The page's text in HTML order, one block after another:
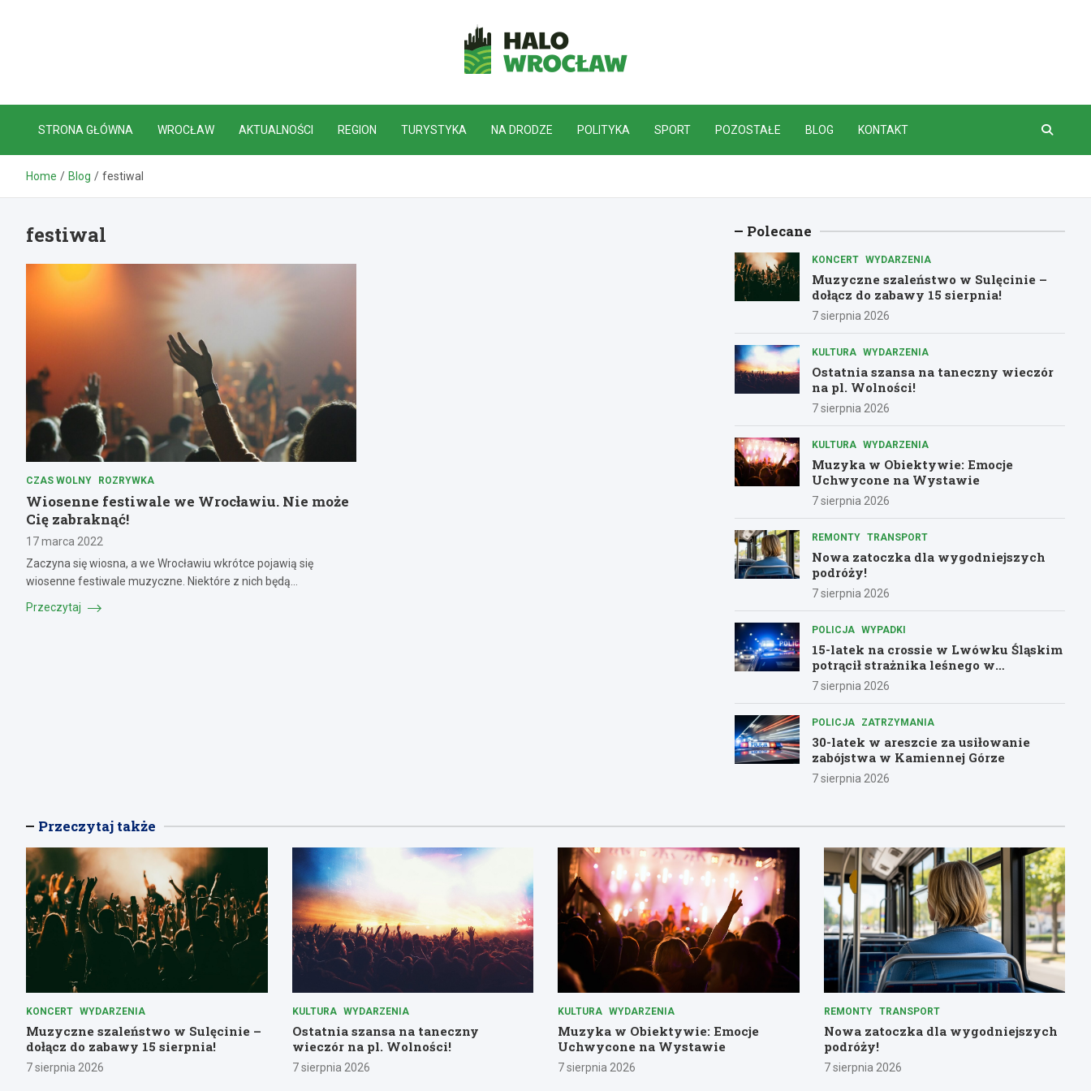
HaloWrocław.pl
STRONA GŁÓWNA WROCŁAW AKTUALNOŚCI REGION TURYSTYKA NA DRODZE POLITYKA SPORT POZOSTAŁE BLOG KONTAKT
Home Blog festiwal
festiwal
CZAS WOLNY ROZRYWKA
Wiosenne festiwale we Wrocławiu. Nie może
Cię zabraknąć!
17 marca 2022
Zaczyna się wiosna, a we Wrocławiu wkrótce pojawią się
wiosenne festiwale muzyczne. Niektóre z nich będą…
Przeczytaj
Polecane
KONCERT WYDARZENIA
Muzyczne szaleństwo w Sulęcinie –
dołącz do zabawy 15 sierpnia!
7 sierpnia 2026
KULTURA WYDARZENIA
Ostatnia szansa na taneczny wieczór
na pl. Wolności!
7 sierpnia 2026
KULTURA WYDARZENIA
Muzyka w Obiektywie: Emocje
Uchwycone na Wystawie
7 sierpnia 2026
REMONTY TRANSPORT
Nowa zatoczka dla wygodniejszych
podróży!
7 sierpnia 2026
POLICJA WYPADKI
15-latek na crossie w Lwówku Śląskim
potrącił strażnika leśnego w
dramatycznej ucieczce przed policją
7 sierpnia 2026
POLICJA ZATRZYMANIA
30-latek w areszcie za usiłowanie
zabójstwa w Kamiennej Górze
7 sierpnia 2026
Przeczytaj także
KONCERT WYDARZENIA
Muzyczne szaleństwo w Sulęcinie –
dołącz do zabawy 15 sierpnia!
7 sierpnia 2026
KULTURA WYDARZENIA
Ostatnia szansa na taneczny
wieczór na pl. Wolności!
7 sierpnia 2026
KULTURA WYDARZENIA
Muzyka w Obiektywie: Emocje
Uchwycone na Wystawie
7 sierpnia 2026
REMONTY TRANSPORT
Nowa zatoczka dla wygodniejszych
podróży!
7 sierpnia 2026